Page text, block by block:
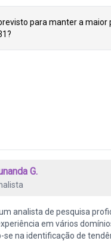
para manter a maior
G.
analista de pesquisa
em vários
se na identificação de